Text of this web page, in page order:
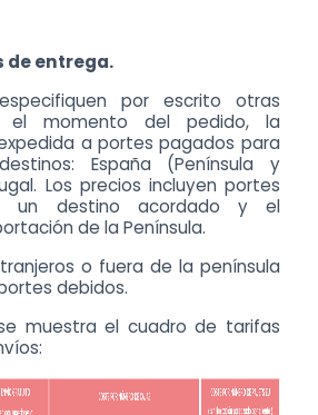
de entrega.
por escrito otras
el momento del pedido, la
a portes pagados para
España (Península y
Los precios incluyen portes
un destino acordado y el
de la Península.
o fuera de la península
debidos.
muestra el cuadro de tarifas